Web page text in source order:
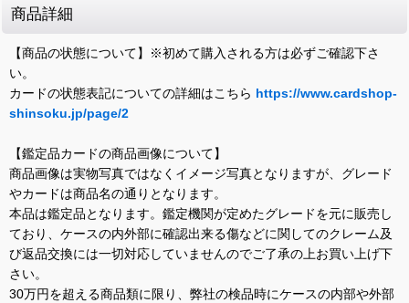
商品詳細
【商品の状態について】※初めて購入される方は必ずご確認下さ
い。
カードの状態表記についての詳細はこちら https://www.cardshop-
shinsoku.jp/page/2
【鑑定品カードの商品画像について】
商品画像は実物写真ではなくイメージ写真となりますが、グレード
やカードは商品名の通りとなります。
本品は鑑定品となります。鑑定機関が定めたグレードを元に販売し
ており、ケースの内外部に確認出来る傷などに関してのクレーム及
び返品交換には一切対応していませんのでご了承の上お買い上げ下
さい。
30万円を超える商品類に限り、弊社の検品時にケースの内部や外部